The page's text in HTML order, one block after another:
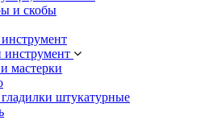
и скобы
мастерки
штукатурные